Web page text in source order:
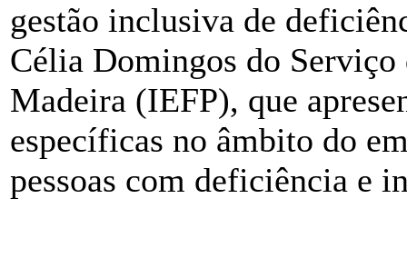
gestão inclusiva de
Célia Domingos do Serviço
Madeira (IEFP), que
específicas no âmbito do
pessoas com deficiência e